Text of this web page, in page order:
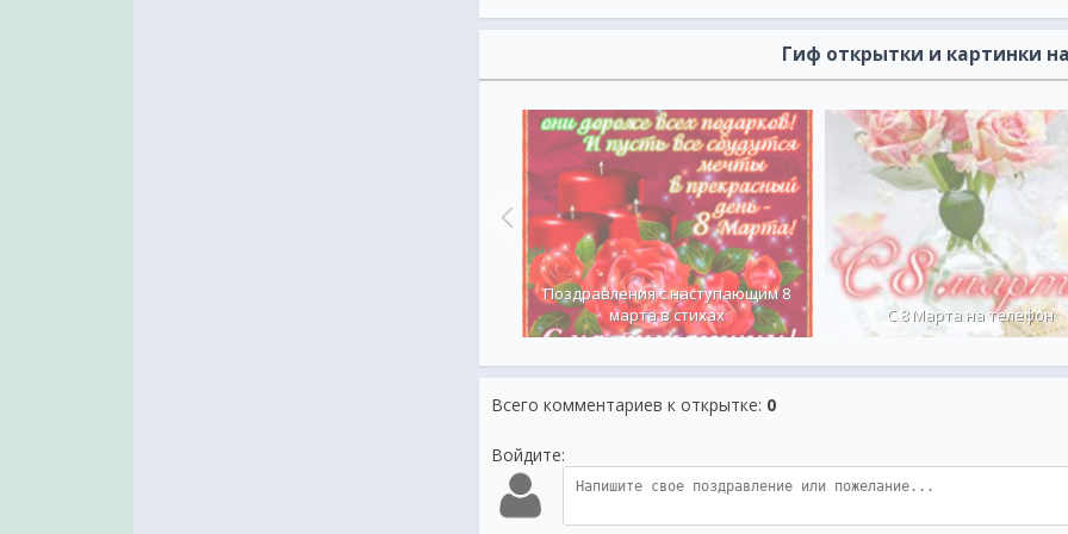
Гиф открытки и картинки
Поздравления с наступающим 8
марта в стихах
С 8 Марта на телефон
Всего комментариев к открытке: 0
Войдите: